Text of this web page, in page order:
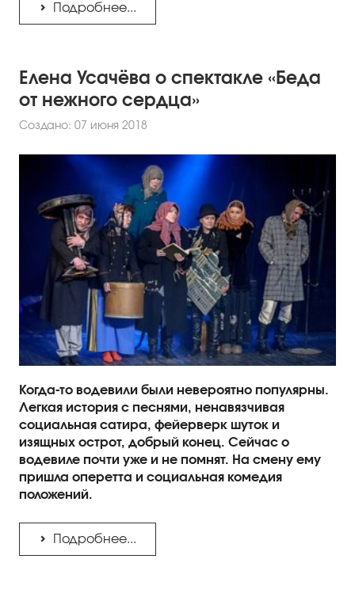
Подробнее...
Елена Усачёва о спектакле «Беда
от нежного сердца»
Создано: 07 июня 2018
Когда-то водевили были невероятно популярны.
Легкая история с песнями, ненавязчивая
социальная сатира, фейерверк шуток и
изящных острот, добрый конец. Сейчас о
водевиле почти уже и не помнят. На смену ему
пришла оперетта и социальная комедия
положений.
Подробнее...